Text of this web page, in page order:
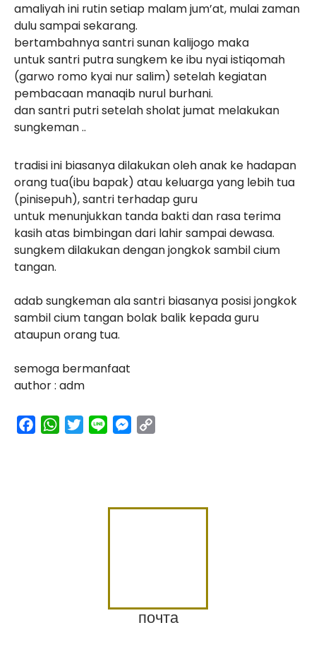
amaliyah ini rutin setiap malam jum’at, mulai zaman
dulu sampai sekarang.
bertambahnya santri sunan kalijogo maka
untuk santri putra sungkem ke ibu nyai istiqomah
(garwo romo kyai nur salim) setelah kegiatan
pembacaan manaqib nurul burhani.
dan santri putri setelah sholat jumat melakukan
sungkeman ..
tradisi ini biasanya dilakukan oleh anak ke hadapan
orang tua(ibu bapak) atau keluarga yang lebih tua
(pinisepuh), santri terhadap guru
untuk menunjukkan tanda bakti dan rasa terima
kasih atas bimbingan dari lahir sampai dewasa.
sungkem dilakukan dengan jongkok sambil cium
tangan.
adab sungkeman ala santri biasanya posisi jongkok
sambil cium tangan bolak balik kepada guru
ataupun orang tua.
semoga bermanfaat
author : adm
facebookwhatsapptwitterline messenger
почта